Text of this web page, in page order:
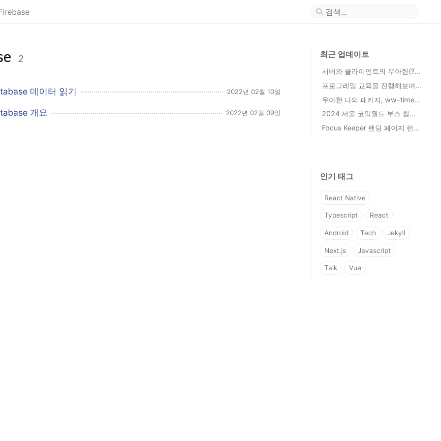
2
데이터 읽기 2022년 02월 10일
개요 2022년 02월 09일
최근 업데이트
서버와 클라이언트의 우아한(?)
대화 방법, Adapter Pattern
(Feat. FSD)
프로그래밍 교육을 진행해보며
느낀점 (멘토 활동 중간 회고)
우아한 나의 패키지, ww-timer
회고
2024 서울 코믹월드 부스 참여
한 썰 풉니다
Focus Keeper 랜딩 페이지 런칭
인기 태그
React Native
Typescript React
Android Tech Jekyll
Next.js Javascript
Talk Vue